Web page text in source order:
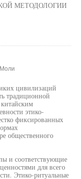
МЕТОДОЛОГИИ
цивилизаций
традиционной
китайским
этико-
фиксированных
общественного
и соответствующие
для всего
Этико-ритуальные